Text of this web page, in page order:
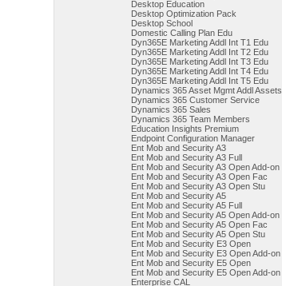
Desktop Education
Desktop Optimization Pack
Desktop School
Domestic Calling Plan Edu
Dyn365E Marketing Addl Int T1 Edu
Dyn365E Marketing Addl Int T2 Edu
Dyn365E Marketing Addl Int T3 Edu
Dyn365E Marketing Addl Int T4 Edu
Dyn365E Marketing Addl Int T5 Edu
Dynamics 365 Asset Mgmt Addl Assets
Dynamics 365 Customer Service
Dynamics 365 Sales
Dynamics 365 Team Members
Education Insights Premium
Endpoint Configuration Manager
Ent Mob and Security A3
Ent Mob and Security A3 Full
Ent Mob and Security A3 Open Add-on
Ent Mob and Security A3 Open Fac
Ent Mob and Security A3 Open Stu
Ent Mob and Security A5
Ent Mob and Security A5 Full
Ent Mob and Security A5 Open Add-on
Ent Mob and Security A5 Open Fac
Ent Mob and Security A5 Open Stu
Ent Mob and Security E3 Open
Ent Mob and Security E3 Open Add-on
Ent Mob and Security E5 Open
Ent Mob and Security E5 Open Add-on
Enterprise CAL